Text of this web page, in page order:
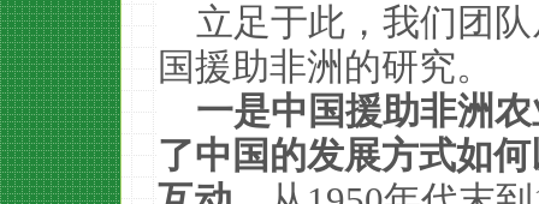
立足于此，我们团
国援助非洲的研究。
一是中国援助非洲
了中国的发展方式如